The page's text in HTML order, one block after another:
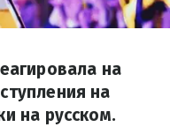
на
на
на русском.